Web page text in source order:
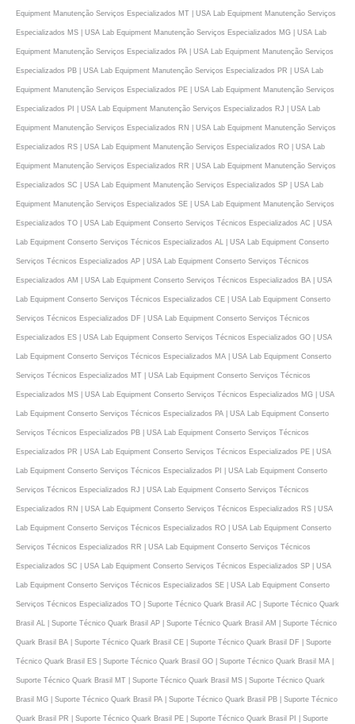
Equipment Manutenção Serviços Especializados MT | USA Lab Equipment Manutenção Serviços
Especializados MS | USA Lab Equipment Manutenção Serviços Especializados MG | USA Lab
Equipment Manutenção Serviços Especializados PA | USA Lab Equipment Manutenção Serviços
Especializados PB | USA Lab Equipment Manutenção Serviços Especializados PR | USA Lab
Equipment Manutenção Serviços Especializados PE | USA Lab Equipment Manutenção Serviços
Especializados PI | USA Lab Equipment Manutenção Serviços Especializados RJ | USA Lab
Equipment Manutenção Serviços Especializados RN | USA Lab Equipment Manutenção Serviços
Especializados RS | USA Lab Equipment Manutenção Serviços Especializados RO | USA Lab
Equipment Manutenção Serviços Especializados RR | USA Lab Equipment Manutenção Serviços
Especializados SC | USA Lab Equipment Manutenção Serviços Especializados SP | USA Lab
Equipment Manutenção Serviços Especializados SE | USA Lab Equipment Manutenção Serviços
Especializados TO | USA Lab Equipment Conserto Serviços Técnicos Especializados AC | USA
Lab Equipment Conserto Serviços Técnicos Especializados AL | USA Lab Equipment Conserto
Serviços Técnicos Especializados AP | USA Lab Equipment Conserto Serviços Técnicos
Especializados AM | USA Lab Equipment Conserto Serviços Técnicos Especializados BA | USA
Lab Equipment Conserto Serviços Técnicos Especializados CE | USA Lab Equipment Conserto
Serviços Técnicos Especializados DF | USA Lab Equipment Conserto Serviços Técnicos
Especializados ES | USA Lab Equipment Conserto Serviços Técnicos Especializados GO | USA
Lab Equipment Conserto Serviços Técnicos Especializados MA | USA Lab Equipment Conserto
Serviços Técnicos Especializados MT | USA Lab Equipment Conserto Serviços Técnicos
Especializados MS | USA Lab Equipment Conserto Serviços Técnicos Especializados MG | USA
Lab Equipment Conserto Serviços Técnicos Especializados PA | USA Lab Equipment Conserto
Serviços Técnicos Especializados PB | USA Lab Equipment Conserto Serviços Técnicos
Especializados PR | USA Lab Equipment Conserto Serviços Técnicos Especializados PE | USA
Lab Equipment Conserto Serviços Técnicos Especializados PI | USA Lab Equipment Conserto
Serviços Técnicos Especializados RJ | USA Lab Equipment Conserto Serviços Técnicos
Especializados RN | USA Lab Equipment Conserto Serviços Técnicos Especializados RS | USA
Lab Equipment Conserto Serviços Técnicos Especializados RO | USA Lab Equipment Conserto
Serviços Técnicos Especializados RR | USA Lab Equipment Conserto Serviços Técnicos
Especializados SC | USA Lab Equipment Conserto Serviços Técnicos Especializados SP | USA
Lab Equipment Conserto Serviços Técnicos Especializados SE | USA Lab Equipment Conserto
Serviços Técnicos Especializados TO | Suporte Técnico Quark Brasil AC | Suporte Técnico Quark
Brasil AL | Suporte Técnico Quark Brasil AP | Suporte Técnico Quark Brasil AM | Suporte Técnico
Quark Brasil BA | Suporte Técnico Quark Brasil CE | Suporte Técnico Quark Brasil DF | Suporte
Técnico Quark Brasil ES | Suporte Técnico Quark Brasil GO | Suporte Técnico Quark Brasil MA |
Suporte Técnico Quark Brasil MT | Suporte Técnico Quark Brasil MS | Suporte Técnico Quark
Brasil MG | Suporte Técnico Quark Brasil PA | Suporte Técnico Quark Brasil PB | Suporte Técnico
Quark Brasil PR | Suporte Técnico Quark Brasil PE | Suporte Técnico Quark Brasil PI | Suporte